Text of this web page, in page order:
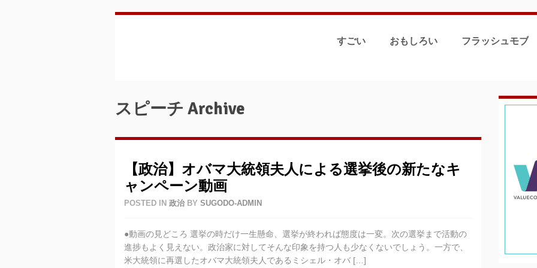
すごい おもしろい フラッシュモブ
スピーチ Archive
【政治】オバマ大統領夫人による選挙後の新たなキ
ャンペーン動画
POSTED IN 政治BY SUGODO-ADMIN
●動画の見どころ 選挙の時だけ一生懸命、選挙が終われば態度は一変。次の選挙まで活動の
進捗もよく見えない。政治家に対してそんな印象を持つ人も少なくないでしょう。一方で、
米大統領に再選したオバマ大統領夫人であるミシェル・オバ […]